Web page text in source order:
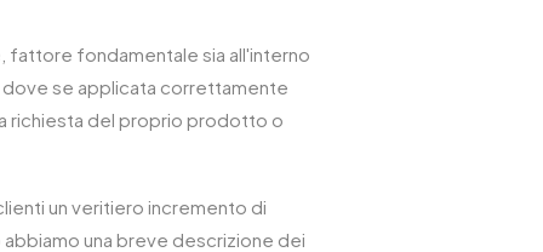
fattore fondamentale sia all'interno
dove se applicata correttamente
richiesta del proprio prodotto o
un veritiero incremento di
una breve descrizione dei